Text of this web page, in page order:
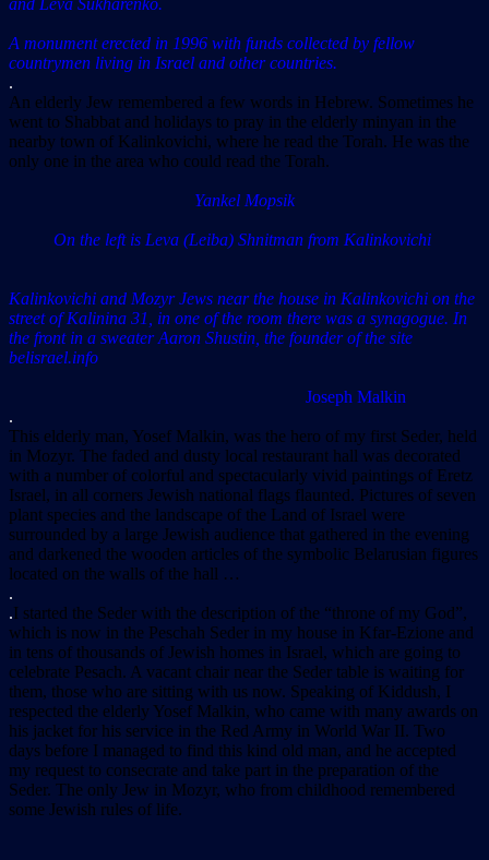
and Leva Sukharenko.
A monument erected in 1996 with funds collected by fellow
countrymen living in Israel and other countries.
.
An elderly Jew remembered a few words in Hebrew. Sometimes he
went to Shabbat and holidays to pray in the elderly minyan in the
nearby town of Kalinkovichi, where he read the Torah. He was the
only one in the area who could read the Torah.
Yankel Mopsik
On the left is Leva (Leiba) Shnitman from Kalinkovichi
Kalinkovichi and Mozyr Jews near the house in Kalinkovichi on the
street of Kalinina 31, in one of the room there was a synagogue. In
the front in a sweater Aaron Shustin, the founder of the site
belisrael.info
Joseph Malkin
.
This elderly man, Yosef Malkin, was the hero of my first Seder, held
in Mozyr. The faded and dusty local restaurant hall was decorated
with a number of colorful and spectacularly vivid paintings of Eretz
Israel, in all corners Jewish national flags flaunted. Pictures of seven
plant species and the landscape of the Land of Israel were
surrounded by a large Jewish audience that gathered in the evening
and darkened the wooden articles of the symbolic Belarusian figures
located on the walls of the hall …
.
.I started the Seder with the description of the “throne of my God”,
which is now in the Peschah Seder in my house in Kfar-Ezione and
in tens of thousands of Jewish homes in Israel, which are going to
celebrate Pesach. A vacant chair near the Seder table is waiting for
them, those who are sitting with us now. Speaking of Kiddush, I
respected the elderly Yosef Malkin, who came with many awards on
his jacket for his service in the Red Army in World War II. Two
days before I managed to find this kind old man, and he accepted
my request to consecrate and take part in the preparation of the
Seder. The only Jew in Mozyr, who from childhood remembered
some Jewish rules of life.